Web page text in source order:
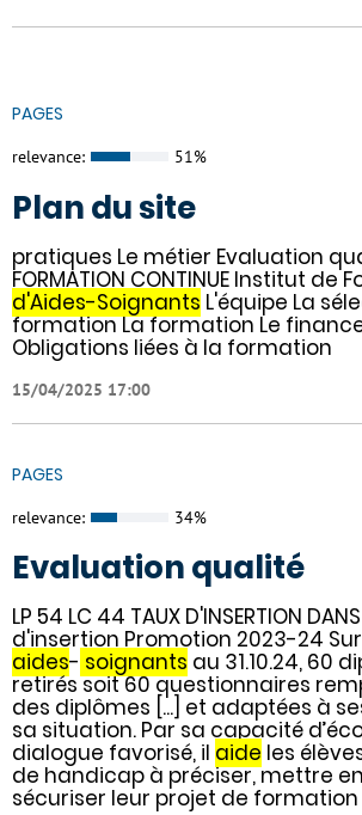
PAGES
relevance: 51%
Plan du site
pratiques Le métier Evaluation
FORMATION CONTINUE Institut de
d'Aides-Soignants L'équipe La
formation La formation Le
Obligations liées à la formation
15/04/2025 17:00
PAGES
relevance: 34%
Evaluation qualité
LP 54 LC 44 TAUX D'INSERTION
d'insertion Promotion 2023-24
aides- soignants au 31.10.24, 60
retirés soit 60 questionnaires
des diplômes [...] et adaptées à
sa situation. Par sa capacité
dialogue favorisé, il aide les
de handicap à préciser, mettre
sécuriser leur projet de formation